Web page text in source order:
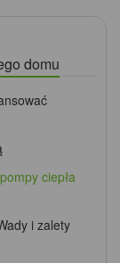
domu
ciepła
i zalety